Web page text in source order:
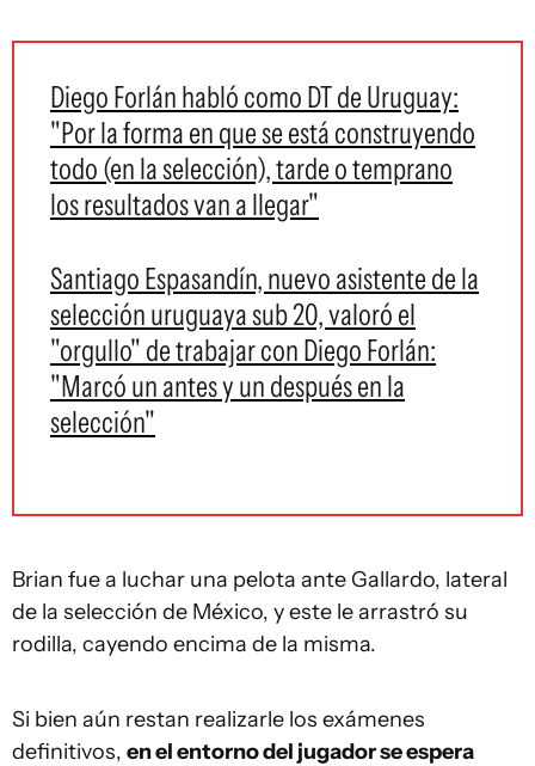
Diego Forlán habló como DT de Uruguay:
"Por la forma en que se está construyendo
todo (en la selección), tarde o temprano
los resultados van a llegar"
Santiago Espasandín, nuevo asistente de la
selección uruguaya sub 20, valoró el
"orgullo" de trabajar con Diego Forlán:
"Marcó un antes y un después en la
selección"
Brian fue a luchar una pelota ante Gallardo, lateral
de la selección de México, y este le arrastró su
rodilla, cayendo encima de la misma.
Si bien aún restan realizarle los exámenes
definitivos, en el entorno del jugador se espera